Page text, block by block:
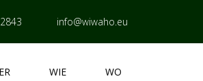
info@wiwaho.eu
WIE WO